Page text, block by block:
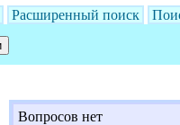
Расширенный поиск
Вопросов нет